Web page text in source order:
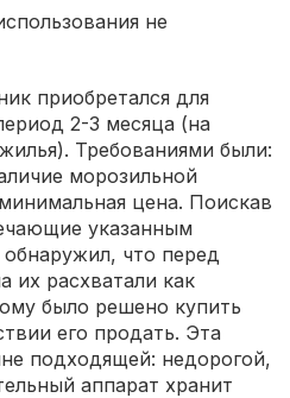
не
приобретался для
2-3 месяца (на
Требованиями были:
морозильной
цена. Поискав
указанным
что перед
их расхватали как
было решено купить
его продать. Эта
подходящей: недорогой,
аппарат хранит